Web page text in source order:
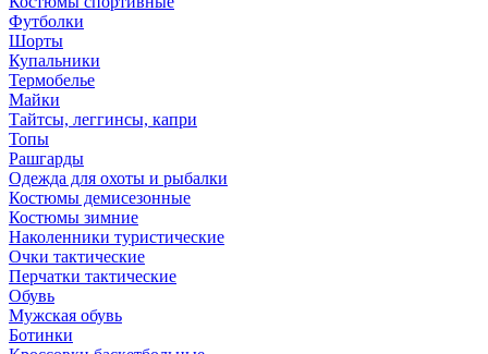
Футболки
Шорты
Купальники
Термобелье
Майки
Тайтсы, леггинсы, капри
Топы
Рашгарды
Одежда для охоты и рыбалки
Костюмы демисезонные
Костюмы зимние
Наколенники туристические
Очки тактические
Перчатки тактические
Обувь
Мужская обувь
Ботинки